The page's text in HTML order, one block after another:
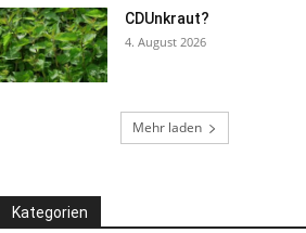
CDUnkraut?
4. August 2026
Mehr laden
Kategorien